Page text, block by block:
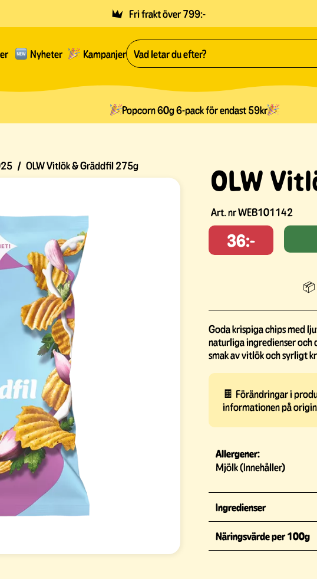
Fri frakt över 799:-
Nyheter Kampanjer
Popcorn 60g 6-pack för endast 59kr
/ OLW Vitlök & Gräddfil 275g OLW
Art. nrWEB101142
36:-
📦
Goda krispiga chips med
naturliga ingredienser och
smak av vitlök och syrligt
🍫 Förändringar i
informationen på
Allergener:
Mjölk (Innehåller)
Ingredienser
Näringsvärde per 100g